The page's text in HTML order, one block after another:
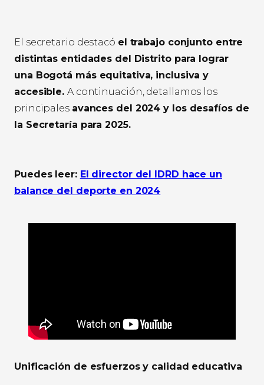
El secretario destacó el trabajo conjunto entre
distintas entidades del Distrito para lograr
una Bogotá más equitativa, inclusiva y
accesible. A continuación, detallamos los
principales avances del 2024 y los desafíos de
la Secretaría para 2025.
Puedes leer: El director del IDRD hace un
balance del deporte en 2024
Unificación de esfuerzos y calidad educativa